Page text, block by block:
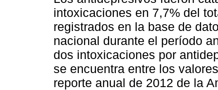
intoxicaciones en 7,7% del
registrados en la base de
nacional durante el período
dos intoxicaciones por
se encuentra entre los
reporte anual de 2012 de la